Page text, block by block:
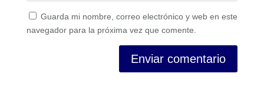
Guarda mi nombre, correo electrónico y web en este
navegador para la próxima vez que comente.